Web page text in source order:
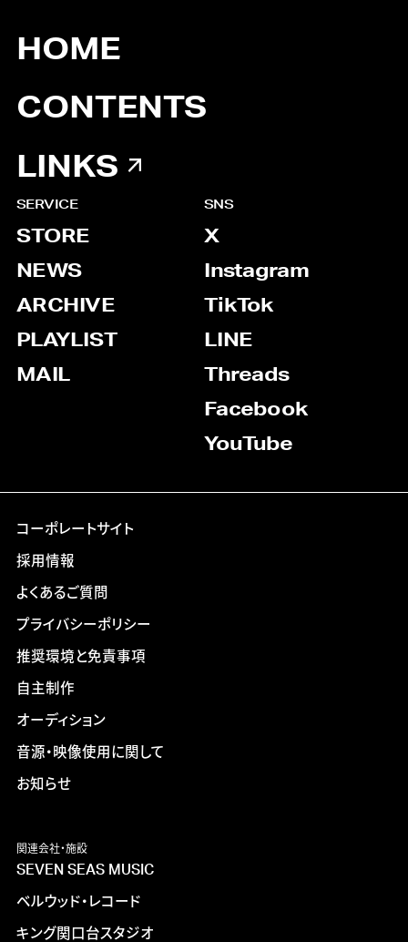
HOME
CONTENTS
LINKS
SERVICE
STORE
NEWS
ARCHIVE
PLAYLIST
MAIL
SNS
X
Instagram
TikTok
LINE
Threads
Facebook
YouTube
コーポレートサイト
採用情報
よくあるご質問
プライバシーポリシー
推奨環境と免責事項
自主制作
オーディション
音源・映像使用に関して
お知らせ
関連会社・施設
SEVEN SEAS MUSIC
ベルウッド・レコード
キング関口台スタジオ